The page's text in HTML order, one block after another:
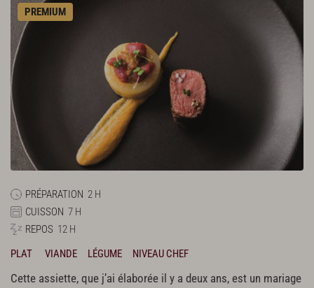
PREMIUM
PRÉPARATION 2 H
CUISSON 7 H
REPOS 12 H
PLAT
VIANDE LÉGUME NIVEAU CHEF
Cette assiette, que j’ai élaborée il y a deux ans, est un mariage